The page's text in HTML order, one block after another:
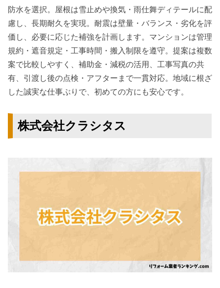
防水を選択。屋根は雪止めや換気・雨仕舞ディテールに配
慮し、長期耐久を実現。耐震は壁量・バランス・劣化を評
価し、必要に応じた補強を計画します。マンションは管理
規約・遮音規定・工事時間・搬入制限を遵守。提案は複数
案で比較しやすく、補助金・減税の活用、工事写真の共
有、引渡し後の点検・アフターまで一貫対応。地域に根ざ
した誠実な仕事ぶりで、初めての方にも安心です。
株式会社クラシタス